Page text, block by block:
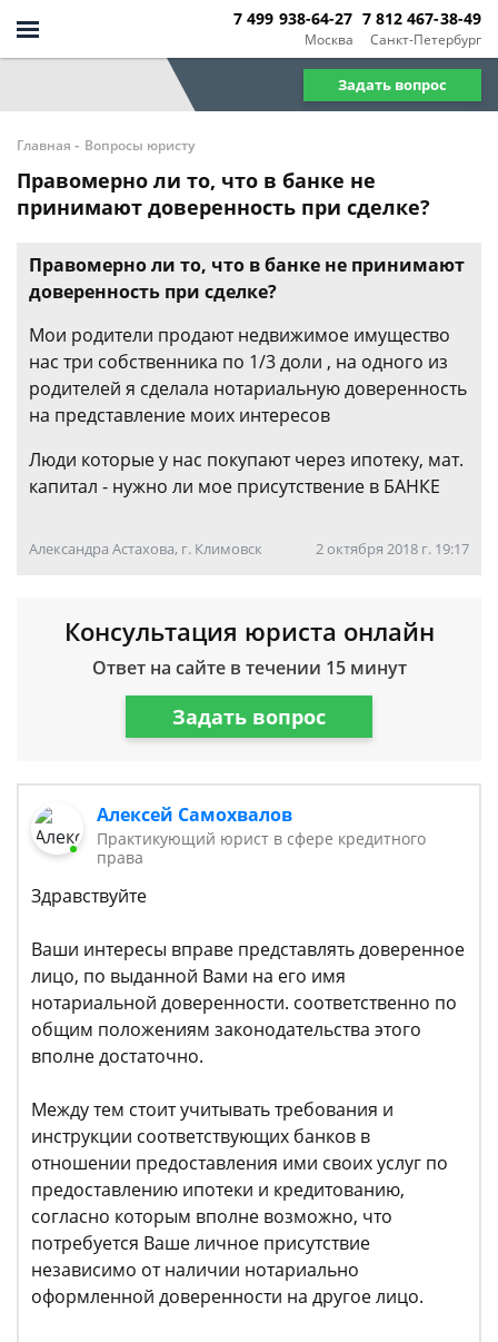
Москва
7 499 938-64-27
Санкт-Петербург
7 812 467-38-49
Задать вопрос
Главная - Вопросы юристу
Правомерно ли то, что в банке не
принимают доверенность при сделке?
Правомерно ли то, что в банке не принимают
доверенность при сделке?
Мои родители продают недвижимое имущество
нас три собственника по 1/3 доли , на одного из
родителей я сделала нотариальную доверенность
на представление моих интересов
Люди которые у нас покупают через ипотеку, мат.
капитал - нужно ли мое присутствение в БАНКЕ
Александра Астахова, г. Климовск 2 октября 2018 г. 19:17
Консультация юриста онлайн
Ответ на сайте в течении 15 минут
Задать вопрос
Алексей Самохвалов
Практикующий юрист в сфере кредитного
права
Здравствуйте
Ваши интересы вправе представлять доверенное
лицо, по выданной Вами на его имя
нотариальной доверенности. соответственно по
общим положениям законодательства этого
вполне достаточно.
Между тем стоит учитывать требования и
инструкции соответствующих банков в
отношении предоставления ими своих услуг по
предоставлению ипотеки и кредитованию,
согласно которым вполне возможно, что
потребуется Ваше личное присутствие
независимо от наличии нотариально
оформленной доверенности на другое лицо.